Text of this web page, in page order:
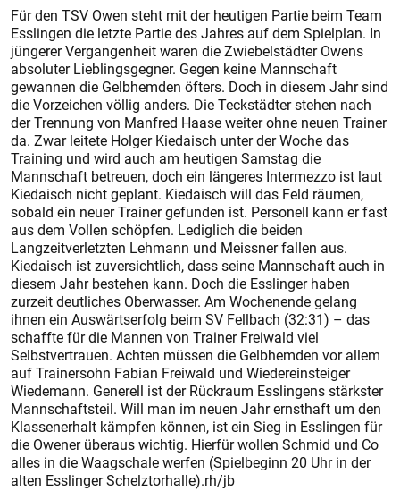
Für den TSV Owen steht mit der heutigen Partie beim Team
Esslingen die letzte Partie des Jahres auf dem Spielplan. In
jüngerer Vergangenheit waren die Zwiebelstädter Owens
absoluter Lieblingsgegner. Gegen keine Mannschaft
gewannen die Gelbhemden öfters. Doch in diesem Jahr sind
die Vorzeichen völlig anders. Die Teckstädter stehen nach
der Trennung von Manfred Haase weiter ohne neuen Trainer
da. Zwar leitete Holger Kiedaisch unter der Woche das
Training und wird auch am heutigen Samstag die
Mannschaft betreuen, doch ein längeres Intermezzo ist laut
Kiedaisch nicht geplant. Kiedaisch will das Feld räumen,
sobald ein neuer Trainer gefunden ist. Personell kann er fast
aus dem Vollen schöpfen. Lediglich die beiden
Langzeitverletzten Lehmann und Meissner fallen aus.
Kiedaisch ist zuversichtlich, dass seine Mannschaft auch in
diesem Jahr bestehen kann. Doch die Esslinger haben
zurzeit deutliches Oberwasser. Am Wochenende gelang
ihnen ein Auswärtserfolg beim SV Fellbach (32:31) – das
schaffte für die Mannen von Trainer Freiwald viel
Selbstvertrauen. Achten müssen die Gelbhemden vor allem
auf Trainersohn Fabian Freiwald und Wiedereinsteiger
Wiedemann. Generell ist der Rückraum Esslingens stärkster
Mannschaftsteil. Will man im neuen Jahr ernsthaft um den
Klassenerhalt kämpfen können, ist ein Sieg in Esslingen für
die Owener überaus wichtig. Hierfür wollen Schmid und Co
alles in die Waagschale werfen (Spielbeginn 20 Uhr in der
alten Esslinger Schelztorhalle).rh/jb